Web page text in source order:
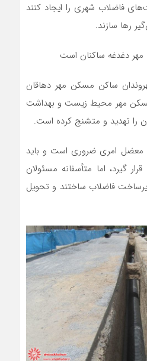
فاضلاب شهری را ایجاد کنند
رها سازند.
دغدغه ساکنان است
ساکن مسکن مهر دهاقان
مهر محیط زیست و بهداشت
را تهدید و متشنج کرده است.
معضل امری ضروری است و باید
گیرد، اما متأسفانه مسئولان
فاضلاب ساختند و تحویل